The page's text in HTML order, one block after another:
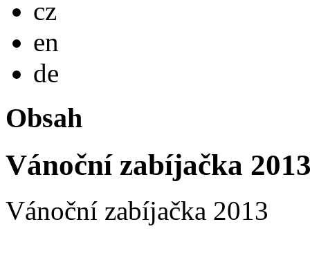
cz
en
de
Obsah
Vánoční zabíjačka
Vánoční zabíjačka 2013